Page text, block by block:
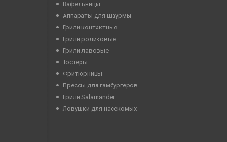
Вафельницы
Аппараты для шаурмы
Грили контактные
Грили роликовые
Грили лавовые
Тостеры
Фритюрницы
Прессы для гамбургеров
Грили Salamander
Ловушки для насекомых